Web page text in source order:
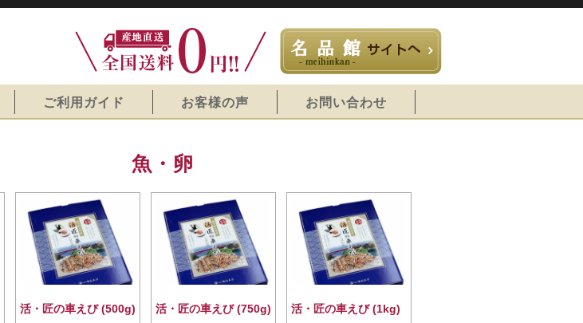
ご利用ガイド お客様の声 お問い合わせ
魚・卵
活・匠の車えび (500g) 活・匠の車えび (750g) 活・匠の車えび (1kg)